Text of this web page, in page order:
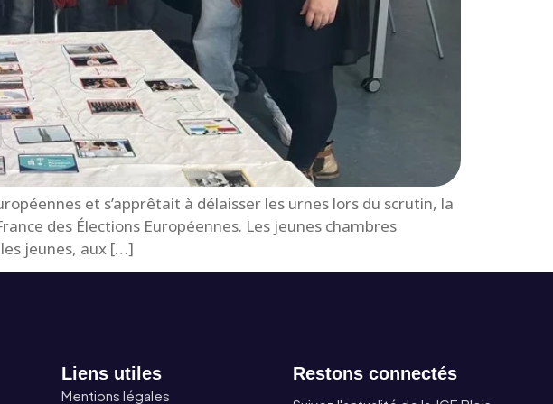
et s’apprêtait à délaisser les urnes lors du scrutin, la
des Élections Européennes. Les jeunes chambres
jeunes, aux […]
Liens utiles
Mentions légales
Restons connectés